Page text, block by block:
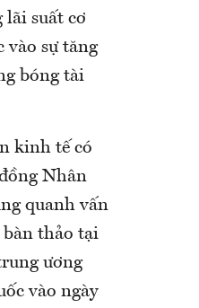
lãi suất cơ
vào sự tăng
bóng tài
kinh tế có
Nhân
quanh vấn
bàn thảo tại
ương
vào ngày